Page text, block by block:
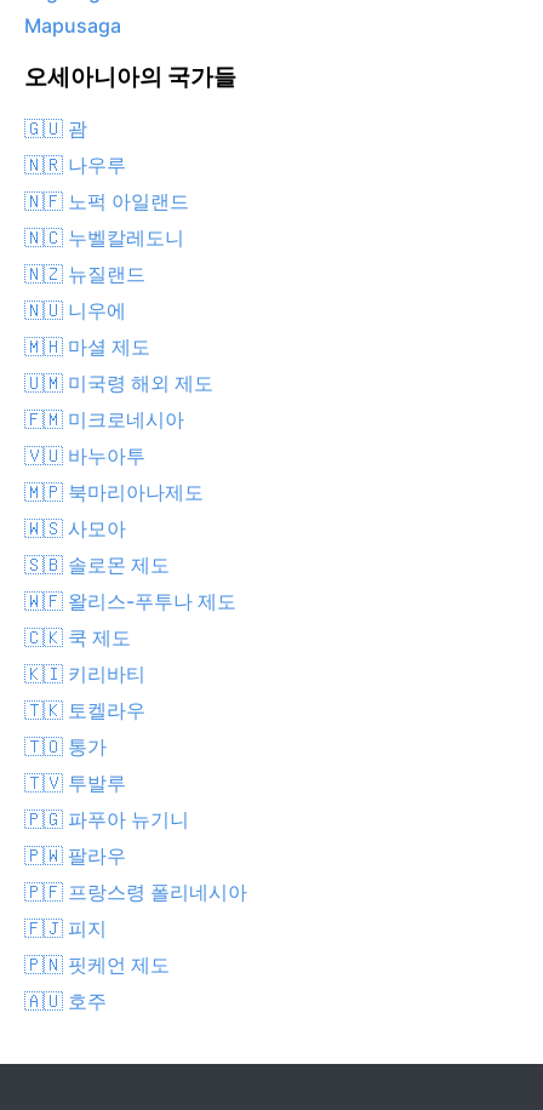
Mapusaga
오세아니아의 국가들
🇬🇺 괌
🇳🇷 나우루
🇳🇫 노퍽 아일랜드
🇳🇨 누벨칼레도니
🇳🇿 뉴질랜드
🇳🇺 니우에
🇲🇭 마셜 제도
🇺🇲 미국령 해외 제도
🇫🇲 미크로네시아
🇻🇺 바누아투
🇲🇵 북마리아나제도
🇼🇸 사모아
🇸🇧 솔로몬 제도
🇼🇫 왈리스-푸투나 제도
🇨🇰 쿡 제도
🇰🇮 키리바티
🇹🇰 토켈라우
🇹🇴 통가
🇹🇻 투발루
🇵🇬 파푸아 뉴기니
🇵🇼 팔라우
🇵🇫 프랑스령 폴리네시아
🇫🇯 피지
🇵🇳 핏케언 제도
🇦🇺 호주